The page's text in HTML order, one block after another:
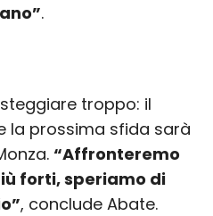
.
troppo: il
la prossima sfida sarà
“Affronteremo
forti, speriamo di
, conclude Abate.